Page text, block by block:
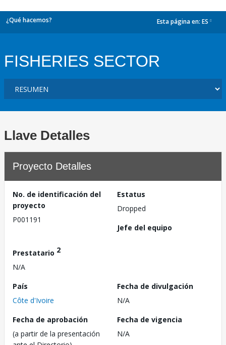
¿Qué hacemos? Esta página en: ES
FISHERIES SECTOR
Llave Detalles
Proyecto Detalles
No. de identificación del
proyecto
P001191
Estatus
Dropped
Jefe del equipo
Prestatario 2
N/A
País
Côte d'Ivoire
Fecha de divulgación
N/A
Fecha de aprobación
(a partir de la presentación
Fecha de vigencia
N/A